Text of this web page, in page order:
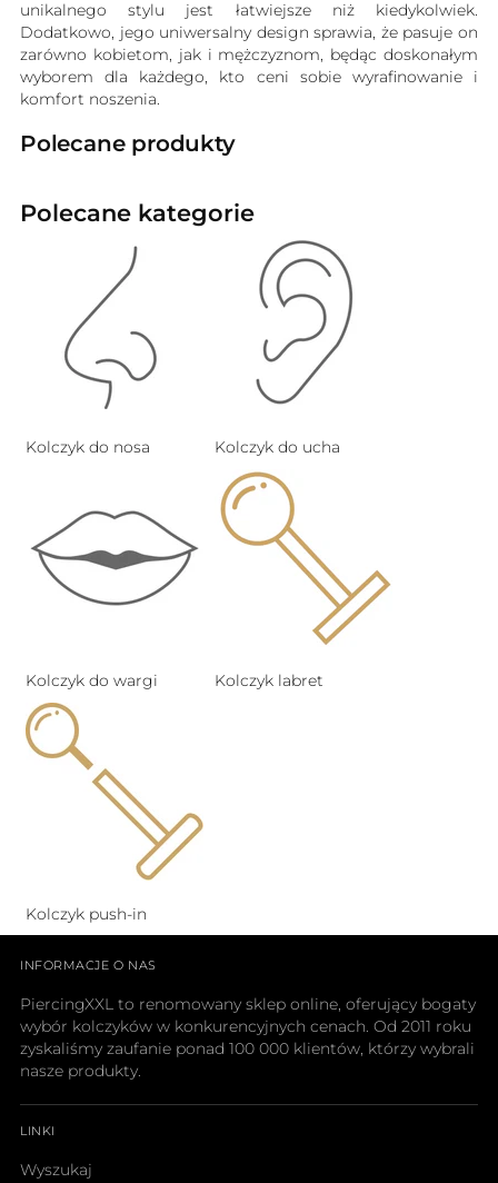
unikalnego stylu jest łatwiejsze niż kiedykolwiek.
Dodatkowo, jego uniwersalny design sprawia, że pasuje on
zarówno kobietom, jak i mężczyznom, będąc doskonałym
wyborem dla każdego, kto ceni sobie wyrafinowanie i
komfort noszenia.
Polecane produkty
Polecane kategorie
Kolczyk do nosa Kolczyk do ucha
Kolczyk do wargi Kolczyk labret
Kolczyk push-in
INFORMACJE O NAS
PiercingXXL to renomowany sklep online, oferujący bogaty
wybór kolczyków w konkurencyjnych cenach. Od 2011 roku
zyskaliśmy zaufanie ponad 100 000 klientów, którzy wybrali
nasze produkty.
LINKI
Wyszukaj